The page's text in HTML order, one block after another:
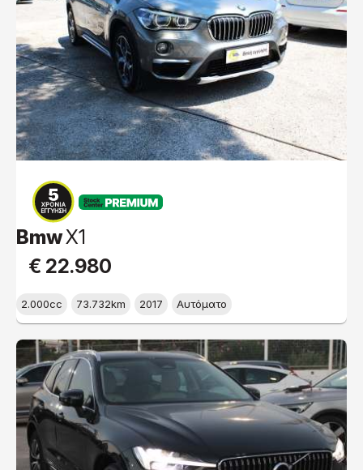
PREMIUM
BmwX1
€ 22.980
2.000cc 73.732km 2017 Αυτόματο